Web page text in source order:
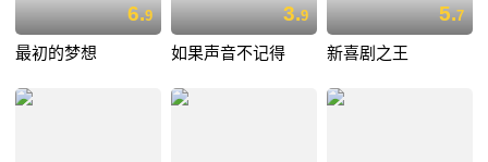
6.9
最初的梦想
3.9
如果声音不记得
5.7
新喜剧之王